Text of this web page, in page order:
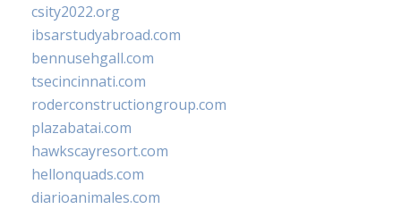
csity2022.org
ibsarstudyabroad.com
bennusehgall.com
tsecincinnati.com
roderconstructiongroup.com
plazabatai.com
hawkscayresort.com
hellonquads.com
diarioanimales.com